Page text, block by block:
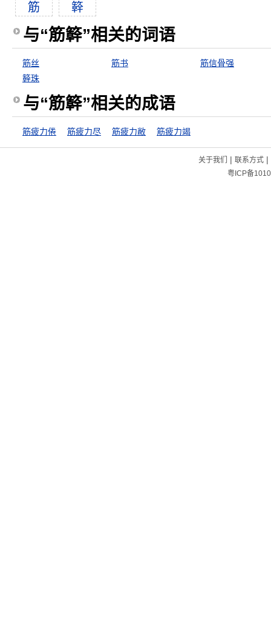
筋 簳
与“筋簳”相关的词语
筋丝 筋书
筋信骨强
簳珠
与“筋簳”相关的成语
筋疲力倦 筋疲力尽 筋疲力敝 筋疲力竭
关于我们 | 联系方式|
粤ICP备